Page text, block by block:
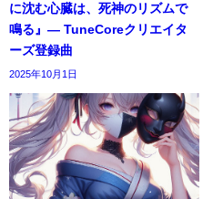
に沈む心臓は、死神のリズムで
鳴る』― TuneCoreクリエイタ
ーズ登録曲
2025年10月1日